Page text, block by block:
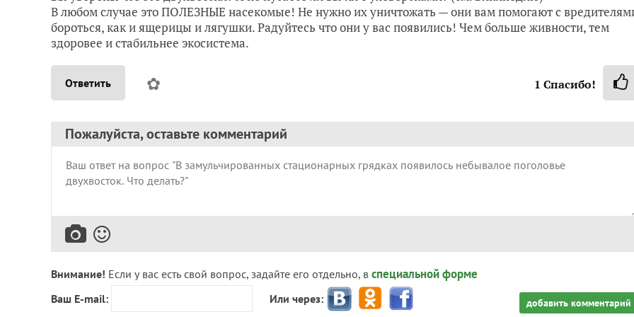
В любом случае это ПОЛЕЗНЫЕ насекомые! Не нужно их уничтожать — они вам помогают с
бороться, как и ящерицы и лягушки. Радуйтесь что они у вас появились! Чем больше живности, тем
здоровее и стабильнее экосистема.
Ответить ✿ 1 Спасибо!
Пожалуйста, оставьте комментарий
Внимание! Если у вас есть свой вопрос, задайте его отдельно, в специальной форме
Ваш E-mail: Или через: добавить комментарий